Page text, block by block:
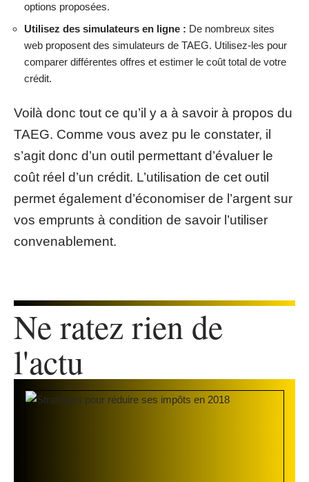
options proposées.
Utilisez des simulateurs en ligne : De nombreux sites
web proposent des simulateurs de TAEG. Utilisez-les pour
comparer différentes offres et estimer le coût total de votre
crédit.
Voilà donc tout ce qu’il y a à savoir à propos du
TAEG. Comme vous avez pu le constater, il
s’agit donc d’un outil permettant d’évaluer le
coût réel d’un crédit. L’utilisation de cet outil
permet également d’économiser de l’argent sur
vos emprunts à condition de savoir l’utiliser
convenablement.
Ne ratez rien de
l'actu